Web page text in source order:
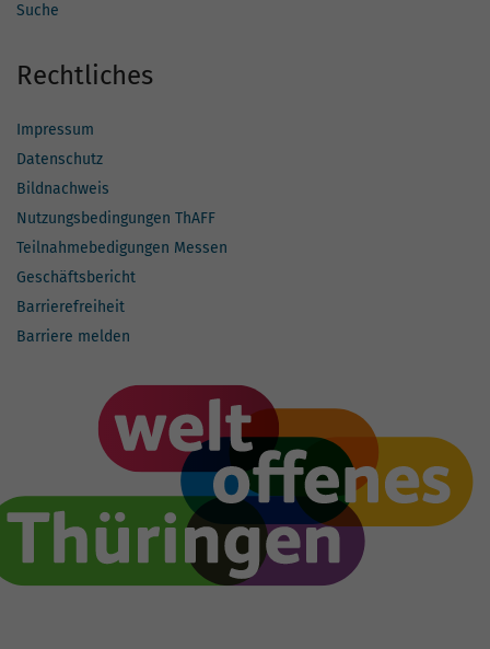
Suche
Rechtliches
Impressum
Datenschutz
Bildnachweis
Nutzungsbedingungen ThAFF
Teilnahmebedigungen Messen
Geschäftsbericht
Barrierefreiheit
Barriere melden